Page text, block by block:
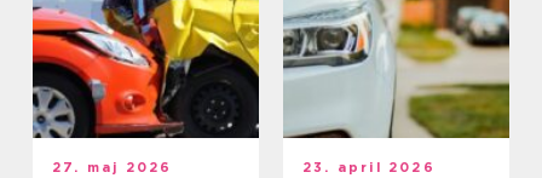
27. maj 2026 23. april 2026